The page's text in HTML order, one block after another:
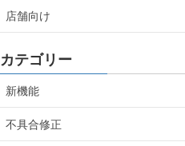
店舗向け
カテゴリー
新機能
不具合修正